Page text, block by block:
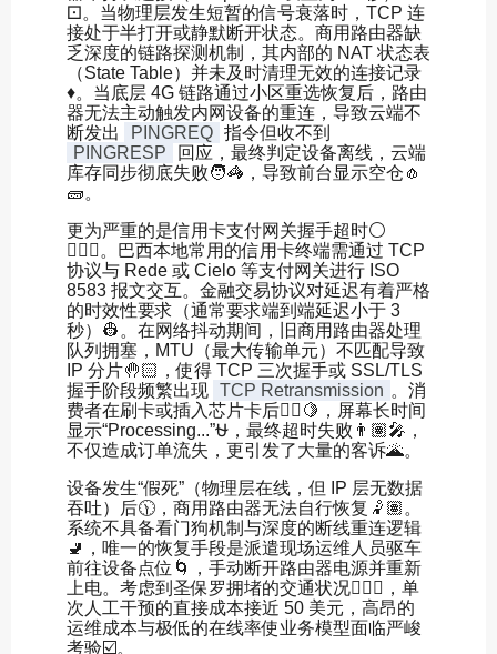
⚀。当物理层发生短暂的信号衰落时，TCP 连
接处于半打开或静默断开状态。商用路由器缺
乏深度的链路探测机制，其内部的 NAT 状态表
（State Table）并未及时清理无效的连接记录
♦️。当底层 4G 链路通过小区重选恢复后，路由
器无法主动触发内网设备的重连，导致云端不
断发出
PINGREQ 指令但收不到
PINGRESP
回应，最终判定设备离线，云端
库存同步彻底失败🧑🦓，导致前台显示空仓🧄
🧱。
更为严重的是信用卡支付网关握手超时⚪️
👰🏿‍♂️。巴西本地常用的信用卡终端需通过 TCP
协议与 Rede 或 Cielo 等支付网关进行 ISO
8583 报文交互。金融交易协议对延迟有着严格
的时效性要求（通常要求端到端延迟小于 3
秒）👷。在网络抖动期间，旧商用路由器处理
队列拥塞，MTU（最大传输单元）不匹配导致
IP 分片🤚🏻，使得 TCP 三次握手或 SSL/TLS
握手阶段频繁出现 TCP Retransmission 。消
费者在刷卡或插入芯片卡后🧗‍♀️🍋，屏幕长时间
显示“Processing...”⛎，最终超时失败👨🏽‍🎤，
不仅造成订单流失，更引发了大量的客诉🌋。
设备发生“假死”（物理层在线，但 IP 层无数据
吞吐）后🕦，商用路由器无法自行恢复🤾🏽。
系统不具备看门狗机制与深度的断线重连逻辑
🚽，唯一的恢复手段是派遣现场运维人员驱车
前往设备点位🌀，手动断开路由器电源并重新
上电。考虑到圣保罗拥堵的交通状况🙇🏽‍♀️，单
次人工干预的直接成本接近 50 美元，高昂的
运维成本与极低的在线率使业务模型面临严峻
考验☑️。